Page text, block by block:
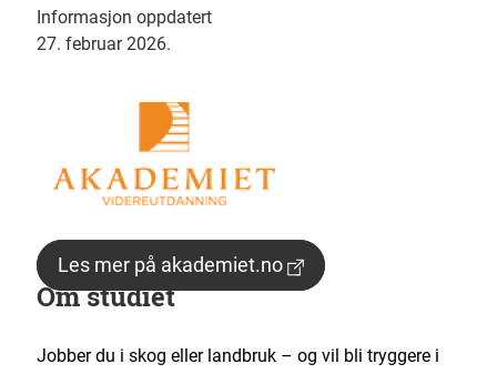
Informasjon oppdatert
27. februar 2026.
Les mer på akademiet.no
Om studiet
Jobber du i skog eller landbruk – og vil bli tryggere i